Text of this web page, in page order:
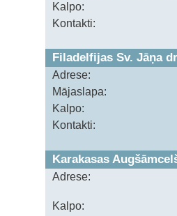
Kalpo:
Kontakti:
Filadelfijas Sv. Jāņa
Adrese:
Mājaslapa:
Kalpo:
Kontakti:
Karakasas
Adrese:
Kalpo: